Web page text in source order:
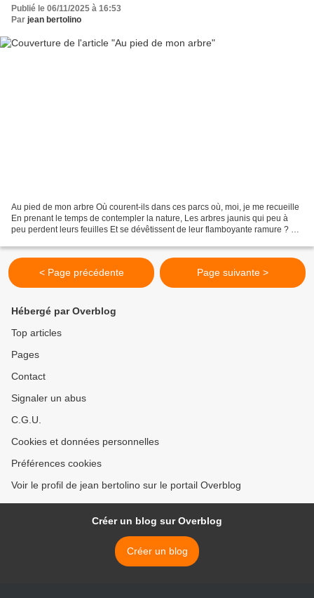
Publié le 06/11/2025 à 16:53
Par jean bertolino
Au pied de mon arbre Où courent-ils dans ces parcs où, moi, je me recueille
En prenant le temps de contempler la nature, Les arbres jaunis qui peu à
peu perdent leurs feuilles Et se dévêtissent de leur flamboyante ramure ? Où
< Page précédente Page suivante >
Hébergé par Overblog
Top articles
Pages
Contact
Signaler un abus
C.G.U.
Cookies et données personnelles
Préférences cookies
Voir le profil de jean bertolino sur le portail Overblog
Créer un blog sur Overblog
Créer un blog